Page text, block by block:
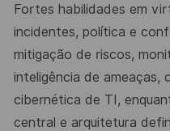
Fortes habilidades em
incidentes, política e
mitigação de riscos,
inteligência de ameaças,
cibernética de TI,
central e arquitetura